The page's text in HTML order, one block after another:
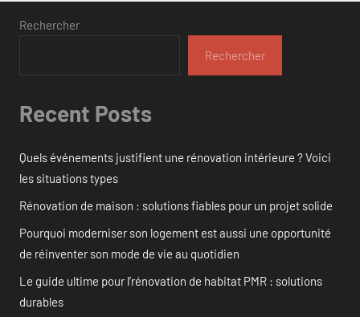
Rechercher
Rechercher
Recent Posts
Quels événements justifient une rénovation intérieure ? Voici
les situations types
Rénovation de maison : solutions fiables pour un projet solide
Pourquoi moderniser son logement est aussi une opportunité
de réinventer son mode de vie au quotidien
Le guide ultime pour l’rénovation de habitat PMR : solutions
durables